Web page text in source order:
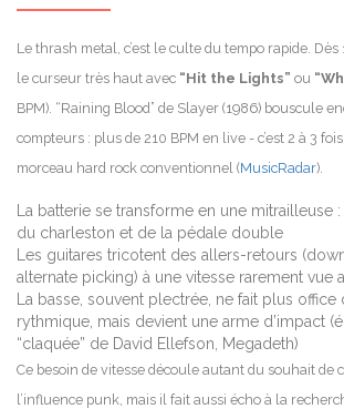
Le thrash metal, c’est le culte du tempo rapide.
le curseur très haut avec “Hit the Lights” ou
BPM). “Raining Blood” de Slayer (1986) bouscule
compteurs : plus de 210 BPM en live - c’est 2 à 3
morceau hard rock conventionnel (MusicRadar).
La batterie se transforme en une mitrailleuse
du charleston et de la pédale double
Les guitares tricotent des allers-retours
alternate picking) à une vitesse rarement vue
La basse, souvent plectrée, ne fait plus
rythmique, mais devient une arme d’impact
“claquée” de David Ellefson, Megadeth)
Ce besoin de vitesse découle autant du souhait de
l’influence punk, mais il fait aussi écho à la